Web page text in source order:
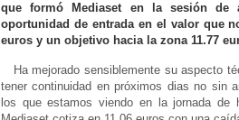
que formó Mediaset en la sesión de
oportunidad de entrada en el valor que
euros y un objetivo hacia la zona 11.77
Ha mejorado sensiblemente su aspecto
tener continuidad en próximos dias no sin
los que estamos viendo en la jornada